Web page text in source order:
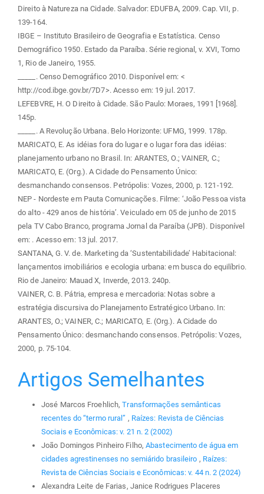
Direito à Natureza na Cidade. Salvador: EDUFBA, 2009. Cap. VII, p.
139-164.
IBGE – Instituto Brasileiro de Geografia e Estatística. Censo
Demográfico 1950. Estado da Paraíba. Série regional, v. XVI, Tomo
1, Rio de Janeiro, 1955.
_____. Censo Demográfico 2010. Disponível em: <
http://cod.ibge.gov.br/7D7>. Acesso em: 19 jul. 2017.
LEFEBVRE, H. O Direito à Cidade. São Paulo: Moraes, 1991 [1968].
145p.
_____. A Revolução Urbana. Belo Horizonte: UFMG, 1999. 178p.
MARICATO, E. As idéias fora do lugar e o lugar fora das idéias:
planejamento urbano no Brasil. In: ARANTES, O.; VAINER, C.;
MARICATO, E. (Org.). A Cidade do Pensamento Único:
desmanchando consensos. Petrópolis: Vozes, 2000, p. 121-192.
NEP - Nordeste em Pauta Comunicações. Filme: ‘João Pessoa vista
do alto - 429 anos de história’. Veiculado em 05 de junho de 2015
pela TV Cabo Branco, programa Jornal da Paraíba (JPB). Disponível
em: . Acesso em: 13 jul. 2017.
SANTANA, G. V. de. Marketing da ‘Sustentabilidade’ Habitacional:
lançamentos imobiliários e ecologia urbana: em busca do equilíbrio.
Rio de Janeiro: Mauad X, Inverde, 2013. 240p.
VAINER, C. B. Pátria, empresa e mercadoria: Notas sobre a
estratégia discursiva do Planejamento Estratégico Urbano. In:
ARANTES, O.; VAINER, C.; MARICATO, E. (Org.). A Cidade do
Pensamento Único: desmanchando consensos. Petrópolis: Vozes,
2000, p. 75-104.
Artigos Semelhantes
José Marcos Froehlich,Transformações semânticas
recentes do “termo rural” , Raízes: Revista de Ciências
Sociais e Econômicas: v. 21 n. 2 (2002)
João Domingos Pinheiro Filho,Abastecimento de água em
cidades agrestinenses no semiárido brasileiro , Raízes:
Revista de Ciências Sociais e Econômicas: v. 44 n. 2 (2024)
Alexandra Leite de Farias, Janice Rodrigues Placeres